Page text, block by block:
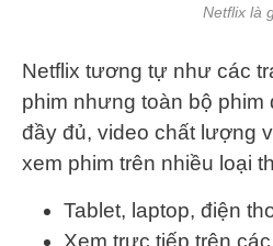
Netflix là
Netflix tương tự như các
phim nhưng toàn bộ phim
đầy đủ, video chất lượng
xem phim trên nhiều loại
Tablet, laptop, điện
Xem trực tiếp trên